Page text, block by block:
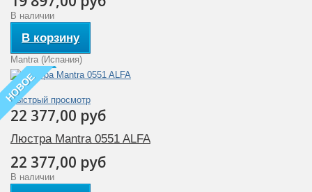
В наличии
В корзину
Mantra (Испания)
Быстрый просмотр
22 377,00 руб
НОВОЕ
Люстра Mantra 0551 ALFA
22 377,00 руб
В наличии